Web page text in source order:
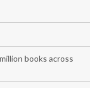
books across